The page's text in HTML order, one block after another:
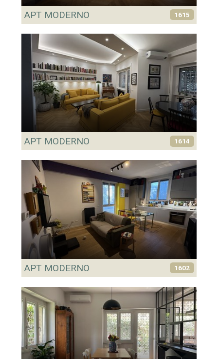
APT MODERNO 1615
APT MODERNO 1614
APT MODERNO 1602